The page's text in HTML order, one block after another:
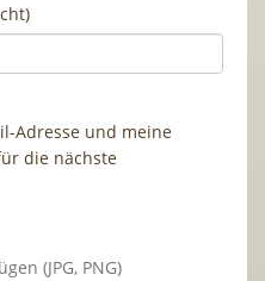
Adresse und meine
die nächste
(JPG, PNG)